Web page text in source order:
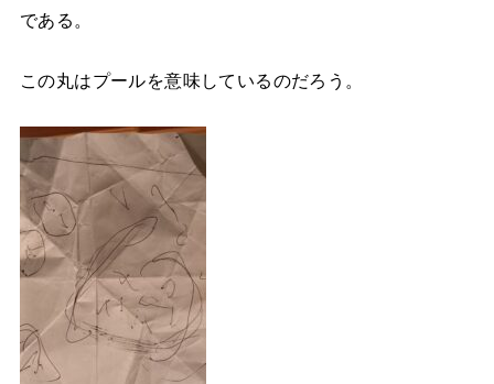
である。
この丸はプールを意味しているのだろう。